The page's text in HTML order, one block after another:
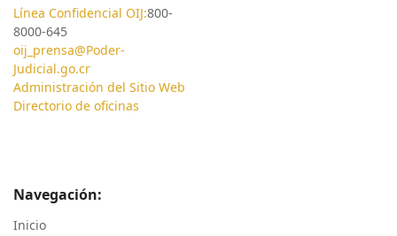
Línea Confidencial OIJ:800-
8000-645
oij_prensa@Poder-
Judicial.go.cr
Administración del Sitio Web
Directorio de oficinas
Navegación:
Inicio